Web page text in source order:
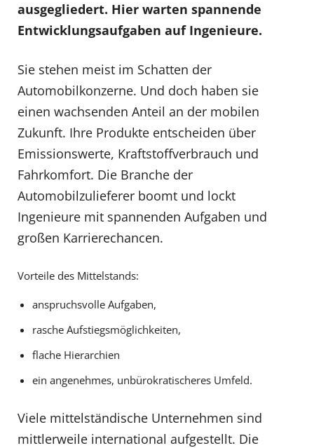
ausgegliedert. Hier warten spannende
Entwicklungsaufgaben auf Ingenieure.
Sie stehen meist im Schatten der
Automobilkonzerne. Und doch haben sie
einen wachsenden Anteil an der mobilen
Zukunft. Ihre Produkte entscheiden über
Emissionswerte, Kraftstoffverbrauch und
Fahrkomfort. Die Branche der
Automobilzulieferer boomt und lockt
Ingenieure mit spannenden Aufgaben und
großen Karrierechancen.
Vorteile des Mittelstands:
anspruchsvolle Aufgaben,
rasche Aufstiegsmöglichkeiten,
flache Hierarchien
ein angenehmes, unbürokratischeres Umfeld.
Viele mittelständische Unternehmen sind
mittlerweile international aufgestellt. Die